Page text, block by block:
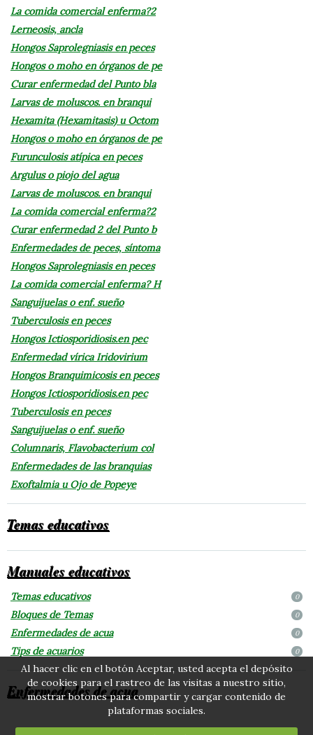
La comida comercial enferma?2
Lerneosis, ancla
Hongos Saprolegniasis en peces
Hongos o moho en órganos de pe
Curar enfermedad del Punto bla
Larvas de moluscos. en branqui
Hexamita (Hexamitasis) u Octom
Hongos o moho en órganos de pe
Furunculosis atípica en peces
Argulus o piojo del agua
Larvas de moluscos. en branqui
La comida comercial enferma?2
Curar enfermedad 2 del Punto b
Enfermedades de peces, síntoma
Hongos Saprolegniasis en peces
La comida comercial enferma? H
Sanguijuelas o enf. sueño
Tuberculosis en peces
Hongos Ictiosporidiosis.en pec
Enfermedad vírica Iridovirium
Hongos Branquimicosis en peces
Hongos Ictiosporidiosis.en pec
Tuberculosis en peces
Sanguijuelas o enf. sueño
Columnaris, Flavobacterium col
Enfermedades de las branquias
Exoftalmia u Ojo de Popeye
Temas educativos
Manuales educativos
Temas educativos 0
Bloques de Temas 0
Enfermedades de acua 0
Tips de acuarios 0
Enfermedades de acua
Al hacer clic en el botón Aceptar, usted acepta el depósito
de cookies para el rastreo de las visitas a nuestro sitio,
mostrar botones para compartir y cargar contenido de
plataformas sociales.